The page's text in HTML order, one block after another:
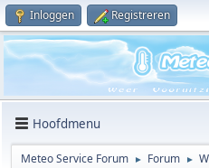
Inloggen Registreren
Hoofdmenu
Meteo Service Forum ► Forum ►